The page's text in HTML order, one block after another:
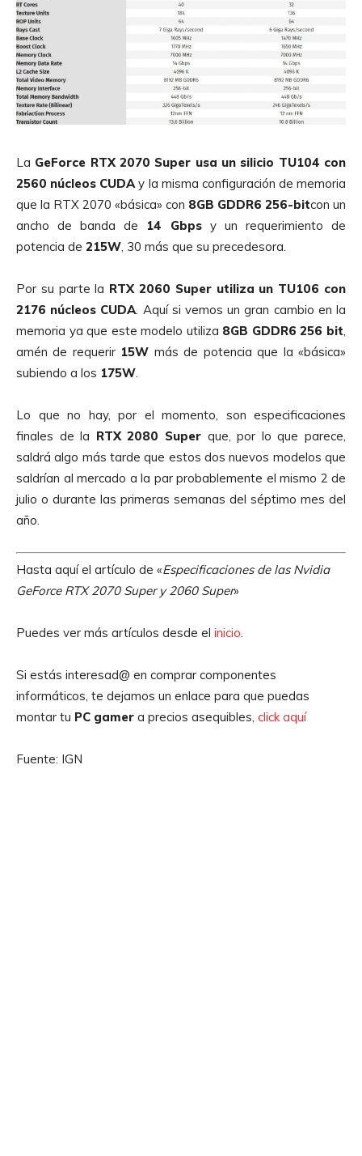
La GeForce RTX 2070 Super usa un silicio TU104 con
2560 núcleos CUDA y la misma configuración de memoria
que la RTX 2070 «básica» con 8GB GDDR6 256-bitcon un
ancho de banda de 14 Gbpsy un requerimiento de
potencia de 215W , 30 más que su precedesora.
Por su parte la RTX 2060 Super utiliza un TU106 con
2176 núcleos CUDA . Aquí si vemos un gran cambio en la
memoria ya que este modelo utiliza 8GB GDDR6 256 bit
amén de requerir 15W más de potencia que la «básica»
subiendo a los 175W
Lo que no hay, por el momento, son especificaciones
finales de la RTX 2080 Super que, por lo que parece,
saldrá algo más tarde que estos dos nuevos modelos que
saldrían al mercado a la par probablemente el mismo 2 de
julio o durante las primeras semanas del séptimo mes del
año.
Hasta aquí el artículo de «Especificaciones de las Nvidia
GeForce RTX 2070 Super y 2060 Super»
Puedes ver más artículos desde el inicio.
Si estás interesad@ en comprar componentes
informáticos, te dejamos un enlace para que puedas
montar tu PC gamer a precios asequibles, click aquí
Fuente: IGN